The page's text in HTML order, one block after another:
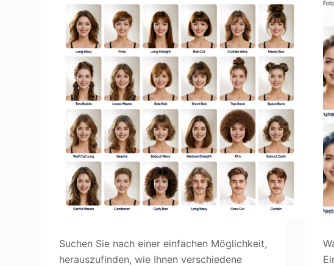
Suchen Sie nach einer einfachen Möglichkeit,
herauszufinden, wie Ihnen verschiedene